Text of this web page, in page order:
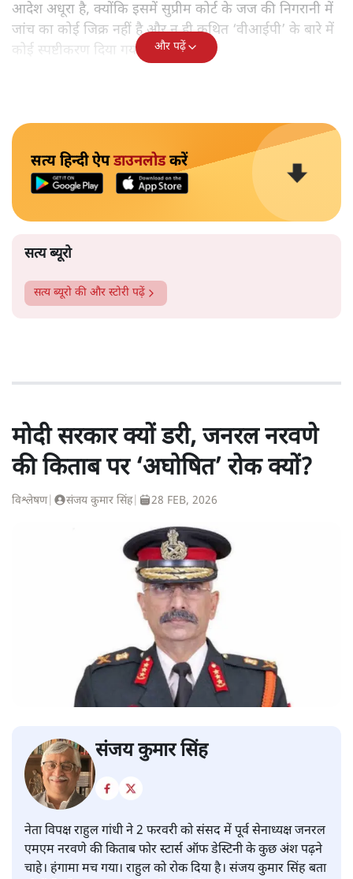
आदेश अधूरा है, क्योंकि इसमें सुप्रीम कोर्ट के जज की निगरानी में
जांच का कोई जिक्र नहीं है और न ही कथित ‘वीआईपी’ के बारे में
कोई स्पष्टीकरण दिया गया है।और पढ़ें
सत्य हिन्दी ऐपडाउनलोडकरें
सत्य ब्यूरो
सत्य ब्यूरो की और स्टोरी पढ़ें
मोदी सरकार क्यों डरी, जनरल नरवणे
की किताब पर ‘अघोषित’ रोक क्यों?
विश्लेषण| संजय कुमार सिंह| 28 FEB, 2026
संजय कुमार सिंह
नेता विपक्ष राहुल गांधी ने 2 फरवरी को संसद में पूर्व सेनाध्यक्ष जनरल
एमएम नरवणे की किताब फोर स्टार्स ऑफ डेस्टिनी के कुछ अंश पढ़ने
चाहे। हंगामा मच गया। राहुल को रोक दिया है। संजय कुमार सिंह बता